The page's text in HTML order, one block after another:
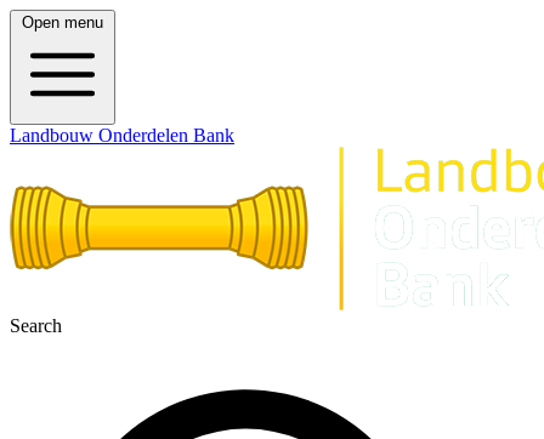
Open menu
Landbouw Onderdelen Bank
Search